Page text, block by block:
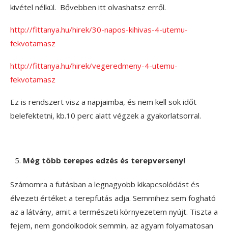
kivétel nélkül. Bővebben itt olvashatsz erről.
http://fittanya.hu/hirek/30-napos-kihivas-4-utemu-
fekvotamasz
http://fittanya.hu/hirek/vegeredmeny-4-utemu-
fekvotamasz
Ez is rendszert visz a napjaimba, és nem kell sok időt
belefektetni, kb.10 perc alatt végzek a gyakorlatsorral.
Még több terepes edzés és terepverseny!
Számomra a futásban a legnagyobb kikapcsolódást és
élvezeti értéket a terepfutás adja. Semmihez sem fogható
az a látvány, amit a természeti környezetem nyújt. Tiszta a
fejem, nem gondolkodok semmin, az agyam folyamatosan